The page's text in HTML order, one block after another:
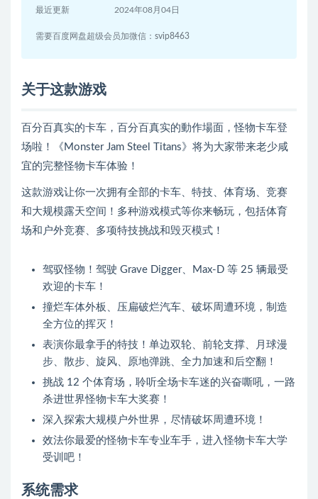
最近更新 2024年08月04日
需要百度网盘超级会员加微信：svip8463
关于这款游戏
百分百真实的卡车，百分百真实的動作場面，怪物卡车登
场啦！《Monster Jam Steel Titans》将为大家带来老少咸
宜的完整怪物卡车体验！
这款游戏让你一次拥有全部的卡车、特技、体育场、竞赛
和大规模露天空间！多种游戏模式等你来畅玩，包括体育
场和户外竞赛、多项特技挑战和毁灭模式！
驾驭怪物！驾驶 Grave Digger、Max-D 等 25 辆最受
欢迎的卡车！
撞烂车体外板、压扁破烂汽车、破坏周遭环境，制造
全方位的挥灭！
表演你最拿手的特技！单边双轮、前轮支撑、月球漫
步、散步、旋风、原地弹跳、全力加速和后空翻！
挑战 12 个体育场，聆听全场卡车迷的兴奋嘶吼，一路
杀进世界怪物卡车大奖赛！
深入探索大规模户外世界，尽情破坏周遭环境！
效法你最爱的怪物卡车专业车手，进入怪物卡车大学
受训吧！
系统需求